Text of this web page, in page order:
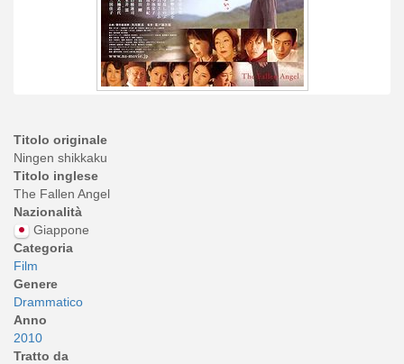
Titolo originale
Ningen shikkaku
Titolo inglese
The Fallen Angel
Nazionalità
Giappone
Categoria
Film
Genere
Drammatico
Anno
2010
Tratto da